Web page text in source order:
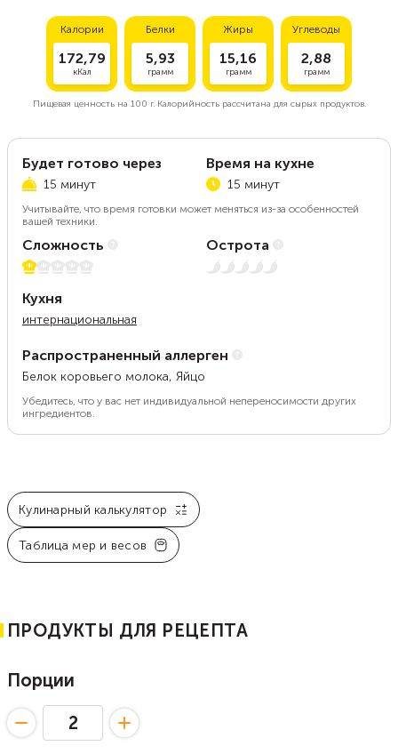
Калории
172,79
кКал
Белки
5,93
грамм
Жиры
15,16
грамм
Углеводы
2,88
грамм
Пищевая ценность на 100 г.Калорийность рассчитана для сырых продуктов.
Будет готово через
15 минут
Время на кухне
15 минут
Учитывайте, что время готовки может меняться из-за особенностей
вашей техники.
Сложность
1 из 5
Острота
Нет остроты
Кухня
интернациональная
Распространенный аллерген
Белок коровьего молока, Яйцо
Убедитесь, что у вас нет индивидуальной непереносимости других
ингредиентов.
Кулинарный калькулятор
Таблица мер и весов
ПРОДУКТЫ ДЛЯ РЕЦЕПТА
Порции